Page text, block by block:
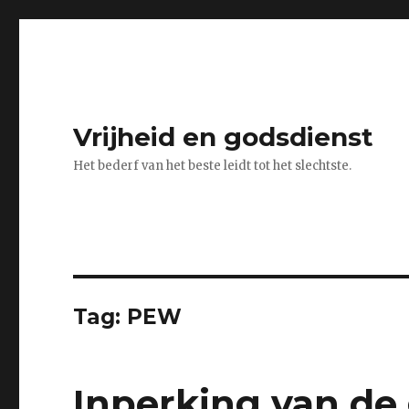
Vrijheid en godsdienst
Het bederf van het beste leidt tot het slechtste.
Tag: PEW